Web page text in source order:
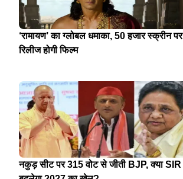
‘रामायण’ का ग्लोबल धमाका, 50 हजार स्क्रीन पर
रिलीज होगी फिल्म
नकुड़ सीट पर 315 वोट से जीती BJP, क्या SIR